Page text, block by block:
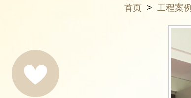
首页 > 工程案例